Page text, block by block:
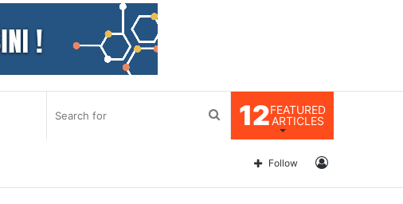
12FEATURED
ARTICLES
Search
Log
Follow